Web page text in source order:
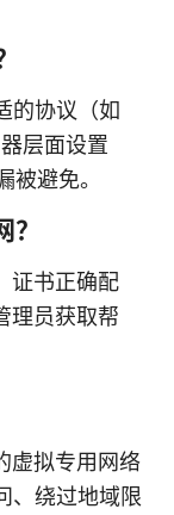
的协议（如
层面设置
避免。
证书正确配
理员获取帮
虚拟专用网络
、绕过地域限